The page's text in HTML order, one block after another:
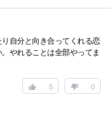
自分と向き合ってくれる恋
やれることは全部やってま
0
5